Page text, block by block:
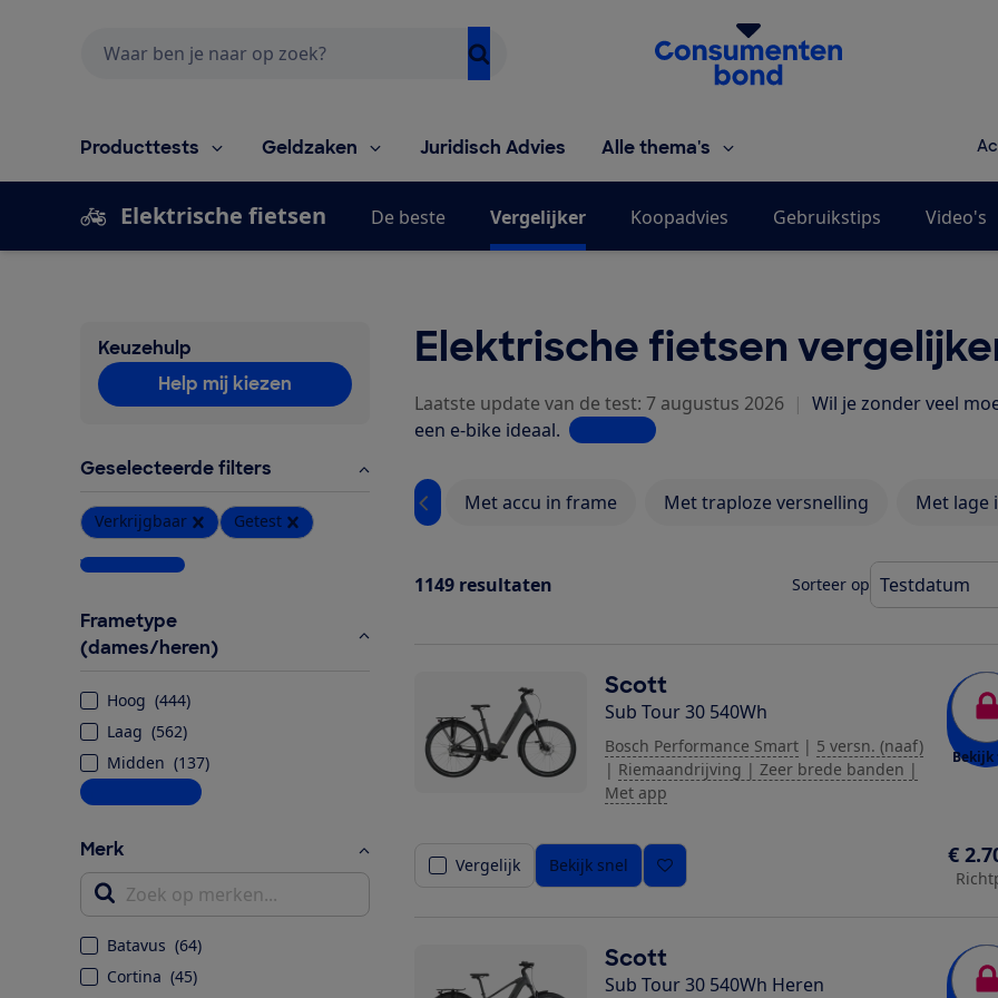
Homepage van de Consumentenbond
Producttests Geldzaken Juridisch Advies Alle thema's
Elektrische fietsen De beste Vergelijker Koopadvies Gebruikstips Video's
Keuzehulp
Help mij kiezen
Geselecteerde filters
Verkrijgbaar Getest
Wis alle filters
Frametype
(dames/heren)
Hoog (444)
Laag (562)
Midden (137)
Meer informatie
Merk
Zoek op merken...
Batavus (64)
Cortina (45)
Elektrische fietsen
Laatste update van de test: 7 augustus 2026 | Wil je zonder veel
een e-bike ideaal. Lees meer
Met accu in frame Met traploze versnelling Met lage
1149 resultaten Sorteer op
Scott
Sub Tour 30 540Wh
Bosch Performance Smart | 5 versn. (naaf)
| Riemaandrijving | Zeer brede banden |
Met app
Bekijk
Vergelijk Bekijk snel €
Scott
Sub Tour 30 540Wh Heren